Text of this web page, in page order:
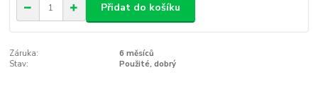
Přidat do košíku
Záruka:
6 měsíců
Stav:
Použité, dobrý